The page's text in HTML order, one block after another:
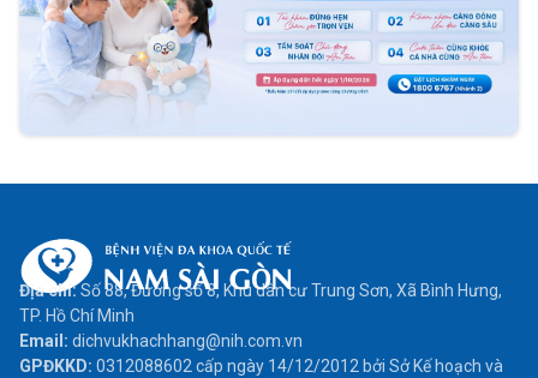
Địa chỉ:Số 88, Đường số 8, Khu dân cư Trung Sơn, Xã Bình Hưng,
TP. Hồ Chí Minh
Email: dichvukhachhang@nih.com.vn
GPĐKKD: 0312088602 cấp ngày 14/12/2012 bởi Sở Kế hoạch và